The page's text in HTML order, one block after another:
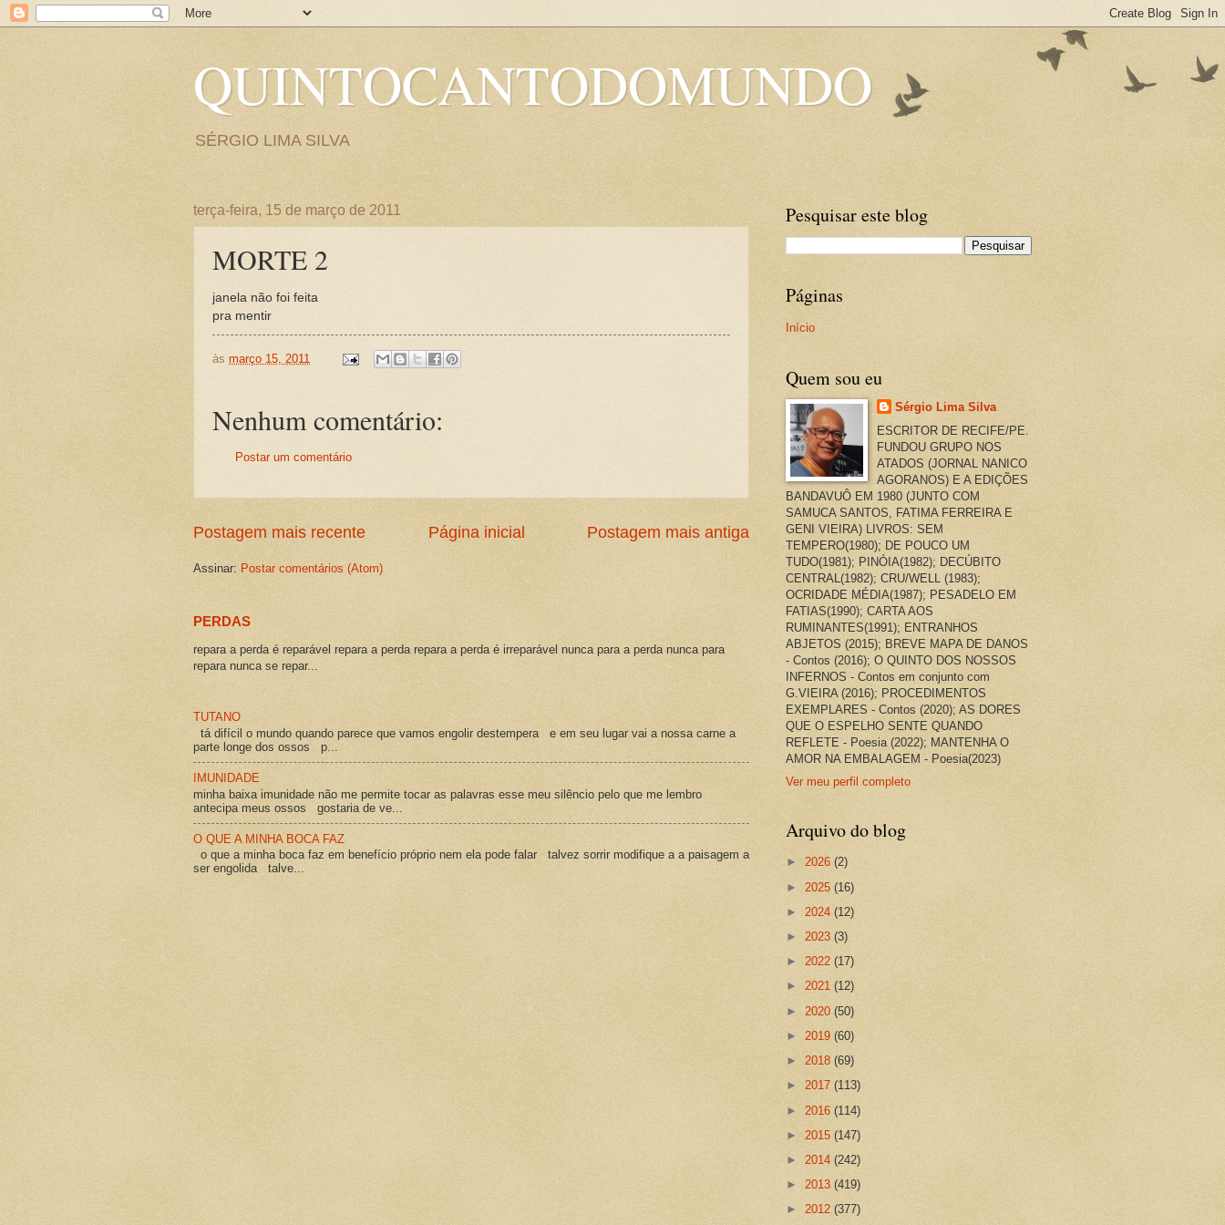
QUINTOCANTODOMUNDO
SÉRGIO LIMA SILVA
terça-feira, 15 de março de 2011
MORTE 2
janela não foi feita
pra mentir
às março 15, 2011
Nenhum comentário:
Postar um comentário
Postagem mais recente Postagem mais antiga
Página inicial
Assinar: Postar comentários (Atom)
PERDAS
repara a perda é reparável repara a perda repara a perda é irreparável nunca para a perda nunca para
repara nunca se repar...
TUTANO
tá difícil o mundo quando parece que vamos engolir destempera e em seu lugar vai a nossa carne a
parte longe dos ossos p...
IMUNIDADE
minha baixa imunidade não me permite tocar as palavras esse meu silêncio pelo que me lembro
antecipa meus ossos gostaria de ve...
O QUE A MINHA BOCA FAZ
o que a minha boca faz em benefício próprio nem ela pode falar talvez sorrir modifique a a paisagem a
ser engolida talve...
Pesquisar este blog
Páginas
Início
Quem sou eu
Sérgio Lima Silva
ESCRITOR DE RECIFE/PE.
FUNDOU GRUPO NOS
ATADOS (JORNAL NANICO
AGORANOS) E A EDIÇÕES
BANDAVUÔ EM 1980 (JUNTO COM
SAMUCA SANTOS, FATIMA FERREIRA E
GENI VIEIRA) LIVROS: SEM
TEMPERO(1980); DE POUCO UM
TUDO(1981); PINÓIA(1982); DECÚBITO
CENTRAL(1982); CRU/WELL (1983);
OCRIDADE MÉDIA(1987); PESADELO EM
FATIAS(1990); CARTA AOS
RUMINANTES(1991); ENTRANHOS
ABJETOS (2015); BREVE MAPA DE DANOS
- Contos (2016); O QUINTO DOS NOSSOS
INFERNOS - Contos em conjunto com
G.VIEIRA (2016); PROCEDIMENTOS
EXEMPLARES - Contos (2020); AS DORES
QUE O ESPELHO SENTE QUANDO
REFLETE - Poesia (2022); MANTENHA O
AMOR NA EMBALAGEM - Poesia(2023)
Ver meu perfil completo
Arquivo do blog
► 2026 (2)
► 2025 (16)
► 2024 (12)
► 2023 (3)
► 2022 (17)
► 2021 (12)
► 2020 (50)
► 2019 (60)
► 2018 (69)
► 2017 (113)
► 2016 (114)
► 2015 (147)
► 2014 (242)
► 2013 (419)
► 2012 (377)